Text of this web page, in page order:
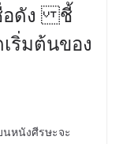
ชื่อดัง ชี้
ริ่มต้นของ
นหนังศีรษะจะ